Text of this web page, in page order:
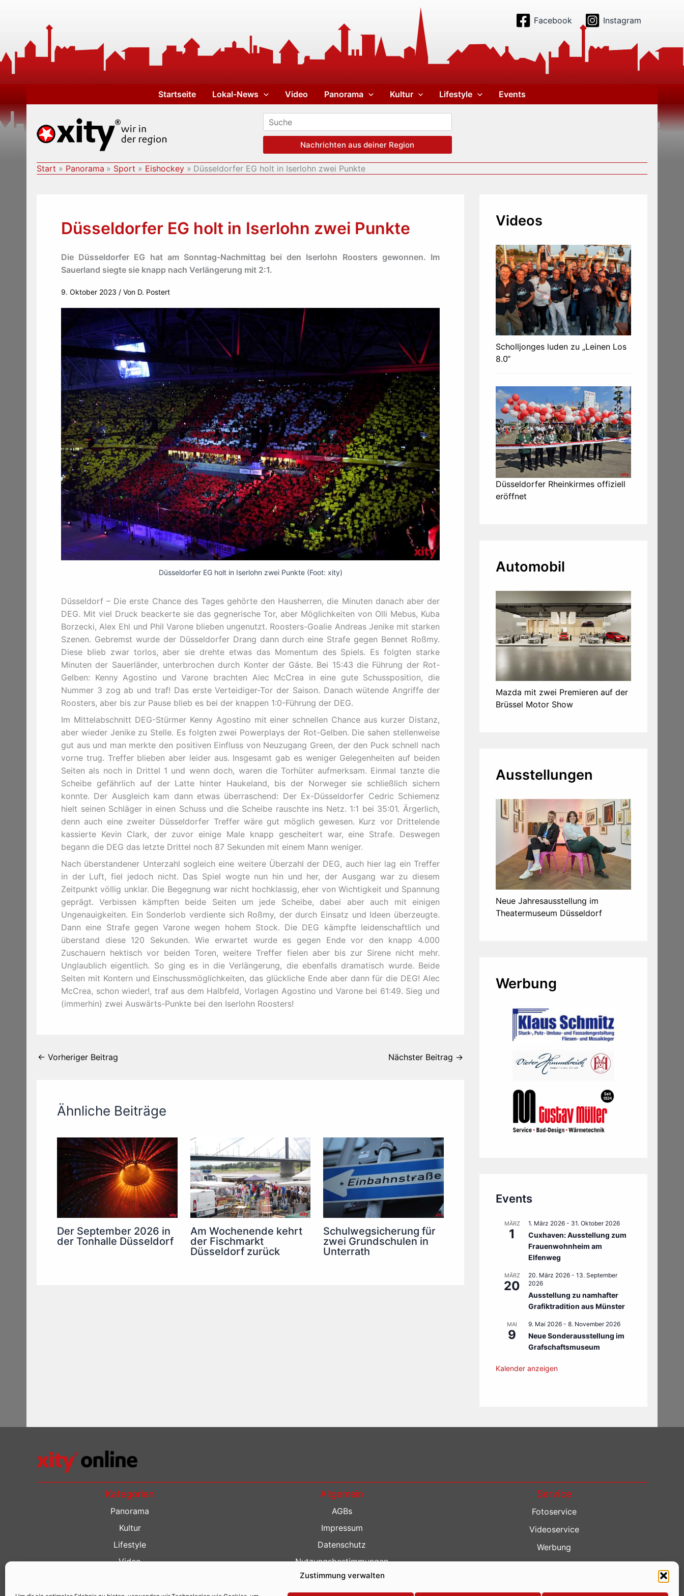
Zustimmung verwalten
Facebook Instagram
Startseite Lokal-News Video Panorama Kultur Lifestyle Events
Nachrichten aus deiner Region
Start Panorama Sport Eishockey Düsseldorfer EG holt in Iserlohn zwei Punkte
Düsseldorfer EG holt in Iserlohn zwei Punkte
Die Düsseldorfer EG hat am Sonntag-Nachmittag bei den Iserlohn Roosters gewonnen. Im
Sauerland siegte sie knapp nach Verlängerung mit 2:1.
9. Oktober 2023 / Von D. Postert
Düsseldorfer EG holt in Iserlohn zwei Punkte (Foot: xity)
Düsseldorf – Die erste Chance des Tages gehörte den Hausherren, die Minuten danach aber der
DEG. Mit viel Druck beackerte sie das gegnerische Tor, aber Möglichkeiten von Olli Mebus, Kuba
Borzecki, Alex Ehl und Phil Varone blieben ungenutzt. Roosters-Goalie Andreas Jenike mit starken
Szenen. Gebremst wurde der Düsseldorfer Drang dann durch eine Strafe gegen Bennet Roßmy.
Diese blieb zwar torlos, aber sie drehte etwas das Momentum des Spiels. Es folgten starke
Minuten der Sauerländer, unterbrochen durch Konter der Gäste. Bei 15:43 die Führung der Rot-
Gelben: Kenny Agostino und Varone brachten Alec McCrea in eine gute Schussposition, die
Nummer 3 zog ab und traf! Das erste Verteidiger-Tor der Saison. Danach wütende Angriffe der
Roosters, aber bis zur Pause blieb es bei der knappen 1:0-Führung der DEG.
Im Mittelabschnitt DEG-Stürmer Kenny Agostino mit einer schnellen Chance aus kurzer Distanz,
aber wieder Jenike zu Stelle. Es folgten zwei Powerplays der Rot-Gelben. Die sahen stellenweise
gut aus und man merkte den positiven Einfluss von Neuzugang Green, der den Puck schnell nach
vorne trug. Treffer blieben aber leider aus. Insgesamt gab es weniger Gelegenheiten auf beiden
Seiten als noch in Drittel 1 und wenn doch, waren die Torhüter aufmerksam. Einmal tanzte die
Scheibe gefährlich auf der Latte hinter Haukeland, bis der Norweger sie schließlich sichern
konnte. Der Ausgleich kam dann etwas überraschend: Der Ex-Düsseldorfer Cedric Schiemenz
hielt seinen Schläger in einen Schuss und die Scheibe rauschte ins Netz. 1:1 bei 35:01. Ärgerlich,
denn auch eine zweiter Düsseldorfer Treffer wäre gut möglich gewesen. Kurz vor Drittelende
kassierte Kevin Clark, der zuvor einige Male knapp gescheitert war, eine Strafe. Deswegen
begann die DEG das letzte Drittel noch 87 Sekunden mit einem Mann weniger.
Nach überstandener Unterzahl sogleich eine weitere Überzahl der DEG, auch hier lag ein Treffer
in der Luft, fiel jedoch nicht. Das Spiel wogte nun hin und her, der Ausgang war zu diesem
Zeitpunkt völlig unklar. Die Begegnung war nicht hochklassig, eher von Wichtigkeit und Spannung
geprägt. Verbissen kämpften beide Seiten um jede Scheibe, dabei aber auch mit einigen
Ungenauigkeiten. Ein Sonderlob verdiente sich Roßmy, der durch Einsatz und Ideen überzeugte.
Dann eine Strafe gegen Varone wegen hohem Stock. Die DEG kämpfte leidenschaftlich und
überstand diese 120 Sekunden. Wie erwartet wurde es gegen Ende vor den knapp 4.000
Zuschauern hektisch vor beiden Toren, weitere Treffer fielen aber bis zur Sirene nicht mehr.
Unglaublich eigentlich. So ging es in die Verlängerung, die ebenfalls dramatisch wurde. Beide
Seiten mit Kontern und Einschussmöglichkeiten, das glückliche Ende aber dann für die DEG! Alec
McCrea, schon wieder!, traf aus dem Halbfeld, Vorlagen Agostino und Varone bei 61:49. Sieg und
(immerhin) zwei Auswärts-Punkte bei den Iserlohn Roosters!
← Vorheriger Beitrag Nächster Beitrag →
Ähnliche Beiträge
Der September 2026 in
der Tonhalle Düsseldorf
Am Wochenende kehrt
der Fischmarkt
Düsseldorf zurück
Schulwegsicherung für
zwei Grundschulen in
Unterrath
Videos
Scholljonges luden zu „Leinen Los
8.0“
Düsseldorfer Rheinkirmes offiziell
eröffnet
Automobil
Mazda mit zwei Premieren auf der
Brüssel Motor Show
Ausstellungen
Neue Jahresausstellung im
Theatermuseum Düsseldorf
Werbung
Events
MÄRZ
1
1. März 2026 - 31. Oktober 2026
Cuxhaven: Ausstellung zum
Frauenwohnheim am
Elfenweg
MÄRZ
20
20. März 2026 - 13. September
2026
Ausstellung zu namhafter
Grafiktradition aus Münster
MAI
9
9. Mai 2026 - 8. November 2026
Neue Sonderausstellung im
Grafschaftsmuseum
Kalender anzeigen
Kategorien
Panorama
Kultur
Lifestyle
Video
Allgemein
AGBs
Impressum
Datenschutz
Nutzungsbestimmungen
Kontakt
Service
Fotoservice
Videoservice
Werbung